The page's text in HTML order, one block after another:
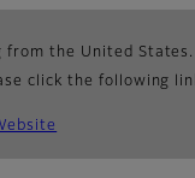
from the United
click the following